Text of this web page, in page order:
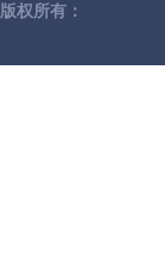
版权所有：